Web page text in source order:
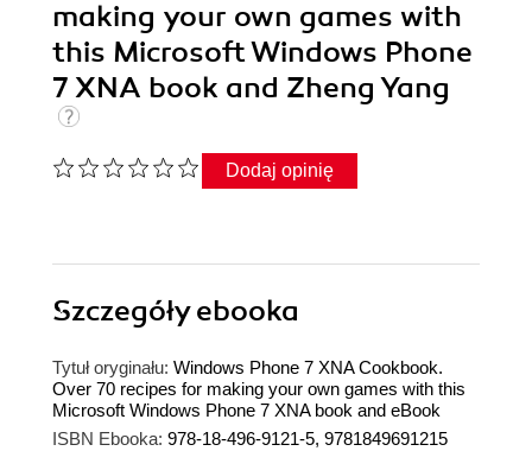
making your own games with
this Microsoft Windows Phone
7 XNA book and Zheng Yang
Dodaj opinię
Szczegółyebooka
Tytuł oryginału: Windows Phone 7 XNA Cookbook.
Over 70 recipes for making your own games with this
Microsoft Windows Phone 7 XNA book and eBook
ISBN Ebooka: 978-18-496-9121-5, 9781849691215